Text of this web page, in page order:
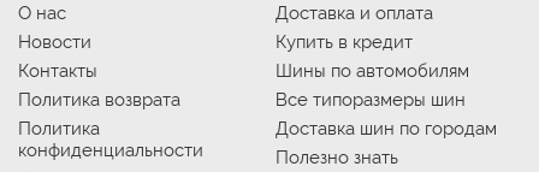
О нас
Новости
Контакты
Политика возврата
Политика
конфиденциальности
Доставка и оплата
Купить в кредит
Шины по автомобилям
Все типоразмеры шин
Доставка шин по городам
Полезно знать